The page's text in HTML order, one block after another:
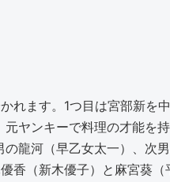
れます。1つ目は宮部新
ヤンキーで料理の才能
龍河（早乙女太一）、
香（新木優子）と麻宮葵（